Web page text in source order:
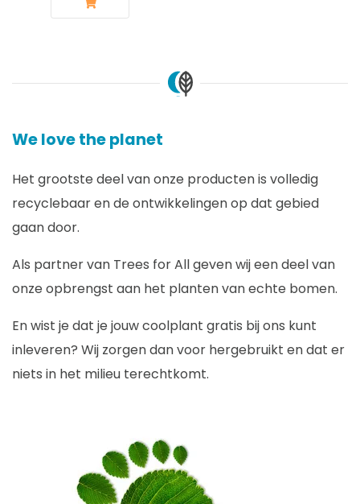
We love the planet
Het grootste deel van onze producten is volledig
recyclebaar en de ontwikkelingen op dat gebied
gaan door.
Als partner van Trees for All geven wij een deel van
onze opbrengst aan het planten van echte bomen.
En wist je dat je jouw coolplant gratis bij ons kunt
inleveren? Wij zorgen dan voor hergebruikt en dat er
niets in het milieu terechtkomt.